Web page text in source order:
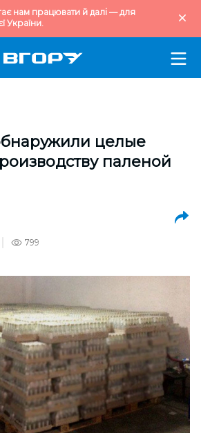
нам працювати й далі — для
України.
целые
паленой
799